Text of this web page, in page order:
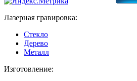
Лазерная гравировка:
Стекло
Дерево
Металл
Изготовление: